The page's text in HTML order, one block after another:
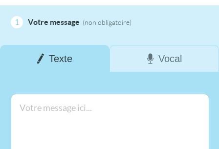
1 Votre message (non obligatoire)
Texte Vocal